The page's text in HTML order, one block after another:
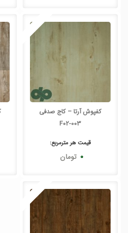
کفپوش آرتا – کاج صدفی
F02-003
قیمت هر مترمربع:
۰ تومان